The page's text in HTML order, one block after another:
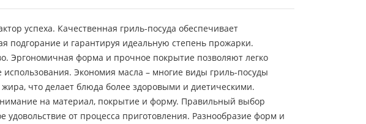
успеха. Качественная гриль-посуда обеспечивает
подгорание и гарантируя идеальную степень прожарки.
Эргономичная форма и прочное покрытие позволяют легко
Экономия масла – многие виды гриль-посуды
что делает блюда более здоровыми и диетическими.
на материал, покрытие и форму. Правильный выбор
от процесса приготовления. Разнообразие форм и